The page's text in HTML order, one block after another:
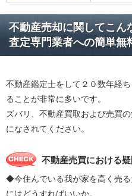
不動産売却に関してこん
査定専門業者への簡単無
不動産鑑定士をして２０数年経
ることが非常に多いです。
ズバリ、不動産買取および売買
になされてください。
不動産売買における
◆今住んでいる我が家を高く売
にはどうすればいいか。